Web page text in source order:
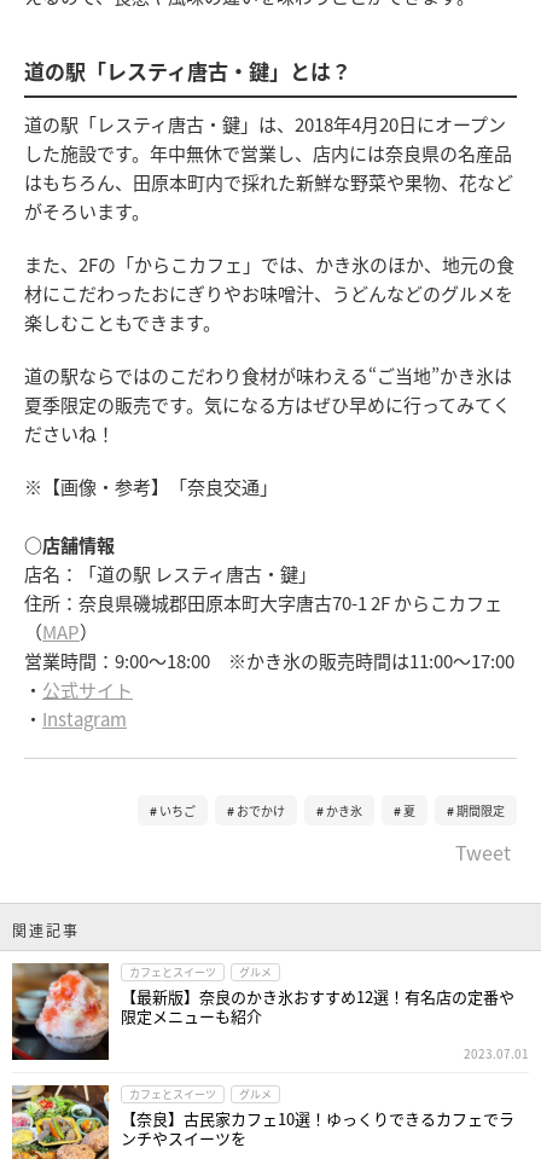
道の駅「レスティ唐古・鍵」とは？
道の駅「レスティ唐古・鍵」は、2018年4月20日にオープン
した施設です。年中無休で営業し、店内には奈良県の名産品
はもちろん、田原本町内で採れた新鮮な野菜や果物、花など
がそろいます。
また、2Fの「からこカフェ」では、かき氷のほか、地元の食
材にこだわったおにぎりやお味噌汁、うどんなどのグルメを
楽しむこともできます。
道の駅ならではのこだわり食材が味わえる“ご当地”かき氷は
夏季限定の販売です。気になる方はぜひ早めに行ってみてく
ださいね！
※【画像・参考】「奈良交通」
○店舗情報
店名：「道の駅 レスティ唐古・鍵」
住所：奈良県磯城郡田原本町大字唐古70-1 2F からこカフェ
（MAP）
営業時間：9:00～18:00 ※かき氷の販売時間は11:00～17:00
・ 公式サイト
・ Instagram
いちご おでかけ かき氷 夏 期間限定
Tweet
関連記事
カフェとスイーツ グルメ
【最新版】奈良のかき氷おすすめ12選！有名店の定番や
限定メニューも紹介
2023.07.01
カフェとスイーツ グルメ
【奈良】古民家カフェ10選！ゆっくりできるカフェでラ
ンチやスイーツを